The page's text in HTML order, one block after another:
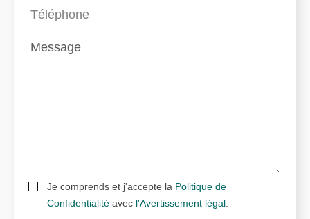
Je comprends et j'accepte la Politique de
Confidentialité avec l'Avertissement légal